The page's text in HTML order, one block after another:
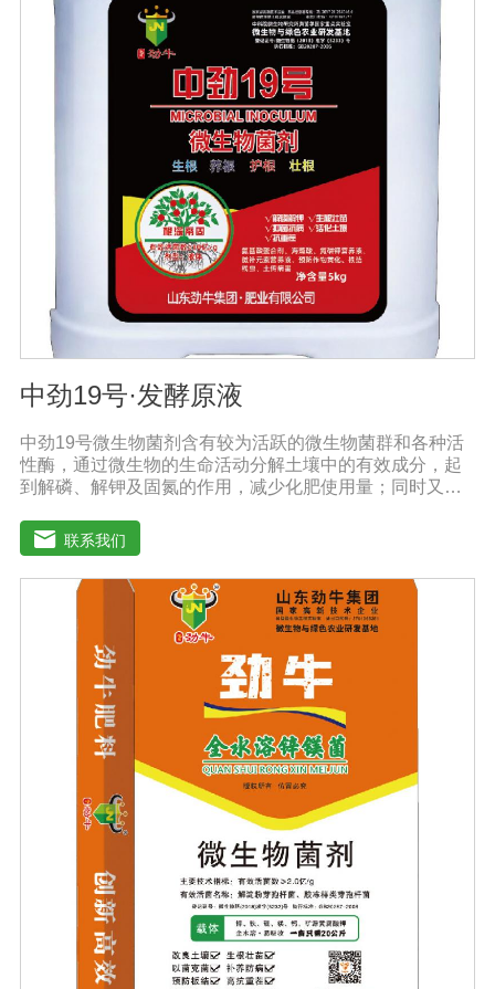
细胞活性，打破休眠障碍，促进花芽分化，增加雌花数
量，调控果柄离层细胞结构，提高授粉质量，提高坐果
率，促进果实膨大，上色快而均匀，果形端正。适宜作
物：本品登记作物:番茄。实践证明本产品在蔬菜、果树、
瓜果、大田、中草药材、花卉、苗木、茶树等多种作物上
具有显著效果。用法用量：冲施、滴灌：苗期亩用量5-10
公斤，膨果、转色期亩用量10-20公斤。灌根：稀释300-
800倍灌根，◆具体用法用量请根据土壤及作物情况，在专
业农技人员正确指导下使用。产品技术指标：有效活菌数
≥2亿/mLN+P205+K20≥240g/L多肽蛋白>30g/L有机质
≥50g/L注意事项：阴凉干燥处存放，禁止暴晒和雨淋。内
含大量有益活菌，禁止与杀菌剂或含铜物质混用。
中劲19号·发酵原液
中劲19号微生物菌剂含有较为活跃的微生物菌群和各种活
性酶，通过微生物的生命活动分解土壤中的有效成分，起
到解磷、解钾及固氮的作用，减少化肥使用量；同时又能
能不同程度地刺激调节植物生长；并且能产生铁载体、抗
生素、系统防卫酶等多种物质，可以抑制细菌或真菌性病
害或诱导系统抗性间接达到促进植物生长的作用。
联系我们